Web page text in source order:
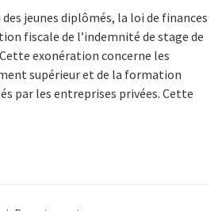
jeunes diplômés, la loi de finances
fiscale de l’indemnité de stage de
exonération concerne les
supérieur et de la formation
par les entreprises privées. Cette